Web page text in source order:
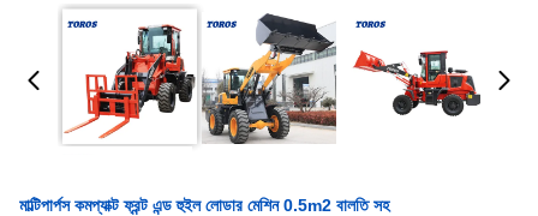
মাল্টিপার্পস কমপ্যাক্ট ফ্রন্ট এন্ড হুইল লোডার মেশিন 0.5m2 বালতি সহ